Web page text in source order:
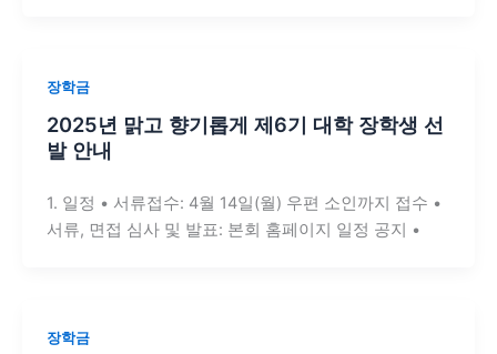
장학금
2025년 맑고 향기롭게 제6기 대학 장학생 선
발 안내
1. 일정 • 서류접수: 4월 14일(월) 우편 소인까지 접수 •
서류, 면접 심사 및 발표: 본회 홈페이지 일정 공지 •
장학금